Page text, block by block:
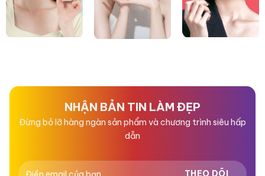
NHẬN BẢN TIN LÀM ĐẸP
Đừng bỏ lỡ hàng ngàn sản phẩm và chương trình siêu hấp
dẫn